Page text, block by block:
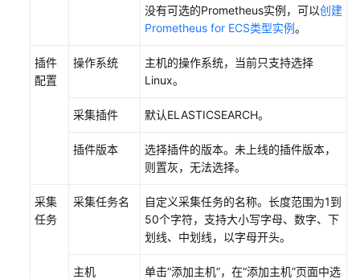
常
频
帮
助
没有可选的Prometheus实例，可以创建
Prometheus for ECS类型实例。
插件
配置
操作系统
主机的操作系统，当前只支持选择
Linux。
采集插件 默认ELASTICSEARCH。
插件版本
选择插件的版本。未上线的插件版本，
则置灰，无法选择。
采集
任务
采集任务名
自定义采集任务的名称。长度范围为1到
50个字符，支持大小写字母、数字、下
划线、中划线，以字母开头。
主机
单击“添加主机”，在“添加主机”页面中选